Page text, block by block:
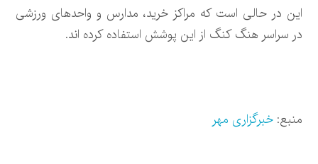
این در حالی است که مراکز خرید، مدارس و واحدهای ورزشی
در سراسر هنگ کنگ از این پوشش استفاده کرده اند.
منبع:خبرگزاری مهر